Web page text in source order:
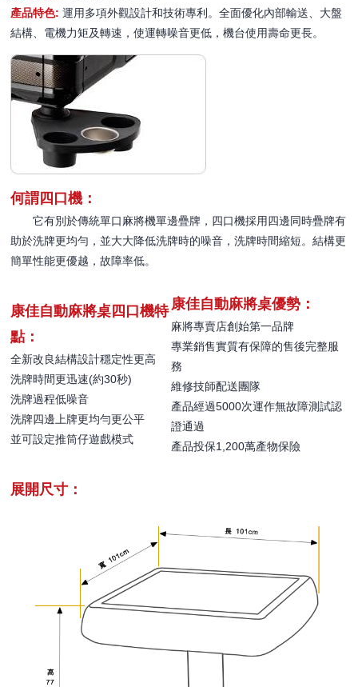
產品特色: 運用多項外觀設計和技術專利。全面優化內部輸送、大盤
結構、電機力矩及轉速，使運轉噪音更低，機台使用壽命更長。
何謂四口機：
它有別於傳統單口麻將機單邊疊牌，四口機採用四邊同時疊牌有
助於洗牌更均勻，並大大降低洗牌時的噪音，洗牌時間縮短。結構更
簡單性能更優越，故障率低。
康佳自動麻將桌四口機特
點：
全新改良結構設計穩定性更高
洗牌時間更迅速(約30秒)
洗牌過程低噪音
洗牌四邊上牌更均勻更公平
並可設定推筒仔遊戲模式
康佳自動麻將桌優勢：
麻將專賣店創始第一品牌
專業銷售實質有保障的售後完整服
務
維修技師配送團隊
產品經過5000次運作無故障測試認
證通過
產品投保1,200萬產物保險
展開尺寸：